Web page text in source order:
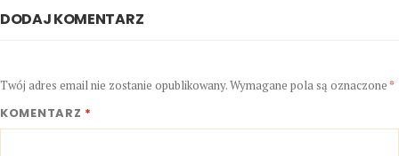
DODAJ KOMENTARZ
Twój adres email nie zostanie opublikowany.Wymagane pola są oznaczone*
KOMENTARZ *